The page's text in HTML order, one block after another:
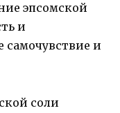
эпсомской
и
и
соли